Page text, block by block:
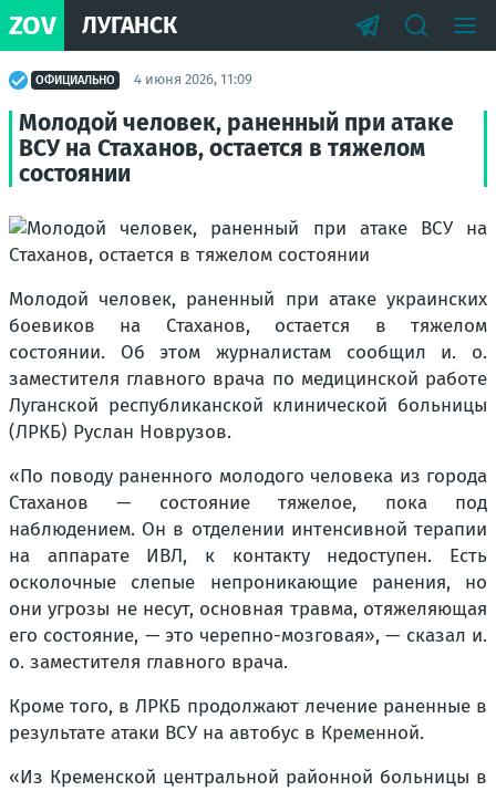
ZOV ЛУГАНСК
ОФИЦИАЛЬНО 4 июня 2026, 11:09
Молодой человек, раненный при атаке
ВСУ на Стаханов, остается в тяжелом
состоянии
Молодой человек, раненный при атаке украинских
боевиков на Стаханов, остается в тяжелом
состоянии. Об этом журналистам сообщил и. о.
заместителя главного врача по медицинской работе
Луганской республиканской клинической больницы
(ЛРКБ) Руслан Новрузов.
«По поводу раненного молодого человека из города
Стаханов — состояние тяжелое, пока под
наблюдением. Он в отделении интенсивной терапии
на аппарате ИВЛ, к контакту недоступен. Есть
осколочные слепые непроникающие ранения, но
они угрозы не несут, основная травма, отяжеляющая
его состояние, — это черепно-мозговая», — сказал и.
о. заместителя главного врача.
Кроме того, в ЛРКБ продолжают лечение раненные в
результате атаки ВСУ на автобус в Кременной.
«Из Кременской центральной районной больницы в